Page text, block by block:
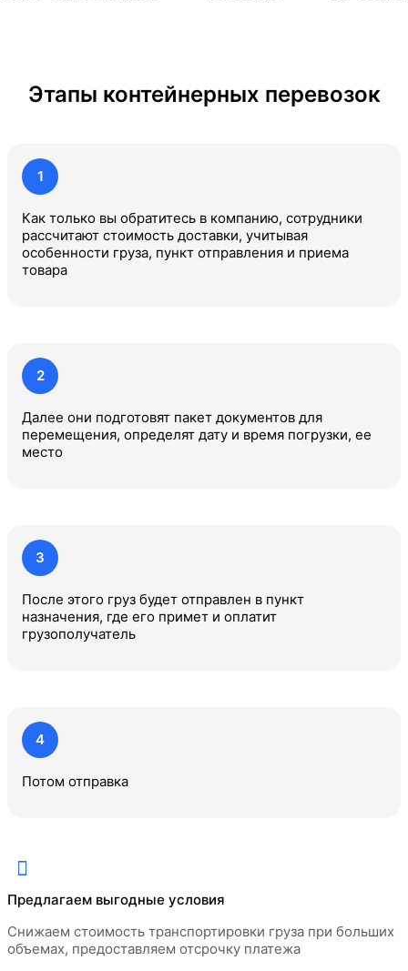
Томмот
Тюмень
Улан-Удэ
Чита
Этапы контейнерных перевозок
1
Как только вы обратитесь в компанию, сотрудники
рассчитают стоимость доставки, учитывая
особенности груза, пункт отправления и приема
товара
2
Далее они подготовят пакет документов для
перемещения, определят дату и время погрузки, ее
место
3
После этого груз будет отправлен в пункт
назначения, где его примет и оплатит
грузополучатель
4
Потом отправка
Предлагаем выгодные условия
Снижаем стоимость транспортировки груза при больших
объемах, предоставляем отсрочку платежа
Купить
контейнерных
перевозок по России
Город отправления
Работаете с крупными
партиями или регулярными
отправками?
Оставьте контакты, и мы подготовим оптимальное